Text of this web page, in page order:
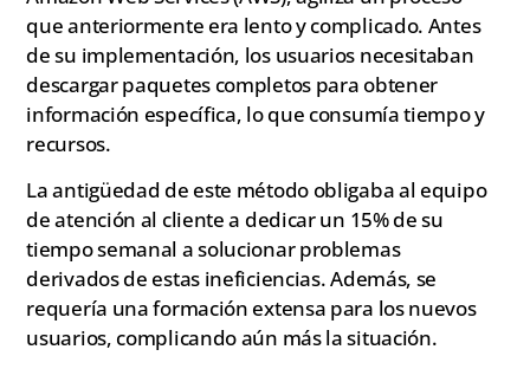
que anteriormente era lento y complicado. Antes
de su implementación, los usuarios necesitaban
descargar paquetes completos para obtener
información específica, lo que consumía tiempo y
recursos.
La antigüedad de este método obligaba al equipo
de atención al cliente a dedicar un 15% de su
tiempo semanal a solucionar problemas
derivados de estas ineficiencias. Además, se
requería una formación extensa para los nuevos
usuarios, complicando aún más la situación.